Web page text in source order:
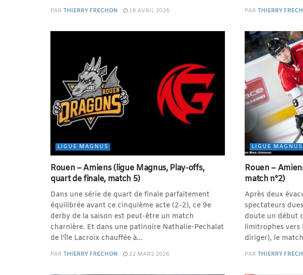
PAR THIERRY FRECHON 18 AVRIL 2026 PAR THIERRY
LIGUE MAGNUS
Rouen – Amiens (ligue Magnus, Play-offs,
quart de finale, match 5)
Dans une série de quart de finale parfaitement
équilibrée avant ce cinquième acte (2-2), ce 9e
derby de la saison est peut-être un match
charnière. Et dans une patinoire Nathalie-Pechalat
de l'île Lacroix chauffée à...
PAR THIERRY FRECHON 22 MARS 2026
LIGUE MAGNUS
Rouen –
match n°2)
Après deux
spectateurs
doute un début
limitrophes vers
diriger), le
PAR THIERRY